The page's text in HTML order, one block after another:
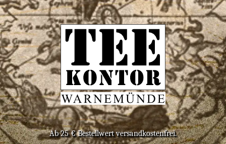
Ab 25 € Bestell­wert versandkostenfrei.